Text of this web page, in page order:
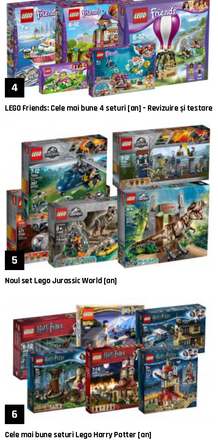
LEGO Friends: Cele mai bune 4 seturi [an] – Revizuire și testare
Noul set Lego Jurassic World [an]
Cele mai bune seturi Lego Harry Potter [an]